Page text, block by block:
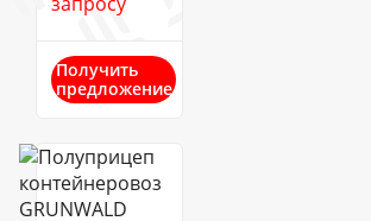
Получить
предложение